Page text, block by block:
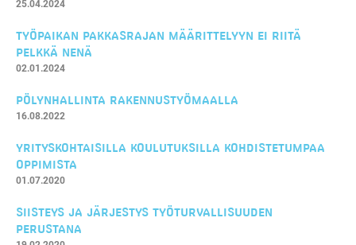
25.04.2024
TYÖPAIKAN PAKKASRAJAN MÄÄRITTELYYN EI RIITÄ
PELKKÄ NENÄ
02.01.2024
PÖLYNHALLINTA RAKENNUSTYÖMAALLA
16.08.2022
YRITYSKOHTAISILLA KOULUTUKSILLA KOHDISTETUMPAA
OPPIMISTA
01.07.2020
SIISTEYS JA JÄRJESTYS TYÖTURVALLISUUDEN
PERUSTANA